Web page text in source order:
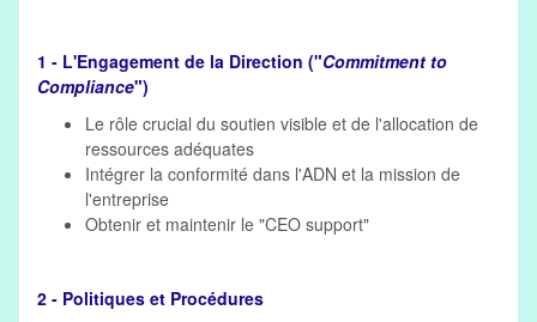
1 - L'Engagement de la Direction ("Commitment to
Compliance")
Le rôle crucial du soutien visible et de l'allocation de
ressources adéquates
Intégrer la conformité dans l'ADN et la mission de
l'entreprise
Obtenir et maintenir le "CEO support"
2 - Politiques et Procédures